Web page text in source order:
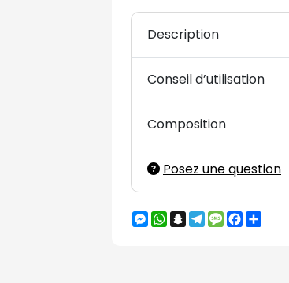
Description
Conseil d’utilisation
Composition
Posez une question
Messenger
WhatsApp
Snapchat
Telegram
MessageFacebook